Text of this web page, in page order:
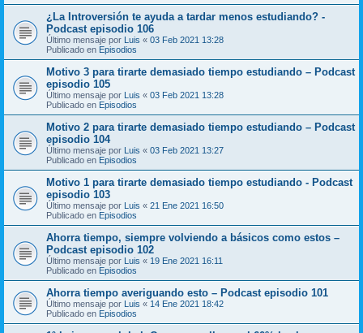
¿La Introversión te ayuda a tardar menos estudiando? -
Podcast episodio 106
Último mensaje por Luis « 03 Feb 2021 13:28
Publicado en Episodios
Motivo 3 para tirarte demasiado tiempo estudiando – Podcast
episodio 105
Último mensaje por Luis « 03 Feb 2021 13:28
Publicado en Episodios
Motivo 2 para tirarte demasiado tiempo estudiando – Podcast
episodio 104
Último mensaje por Luis « 03 Feb 2021 13:27
Publicado en Episodios
Motivo 1 para tirarte demasiado tiempo estudiando - Podcast
episodio 103
Último mensaje por Luis « 21 Ene 2021 16:50
Publicado en Episodios
Ahorra tiempo, siempre volviendo a básicos como estos –
Podcast episodio 102
Último mensaje por Luis « 19 Ene 2021 16:11
Publicado en Episodios
Ahorra tiempo averiguando esto – Podcast episodio 101
Último mensaje por Luis « 14 Ene 2021 18:42
Publicado en Episodios